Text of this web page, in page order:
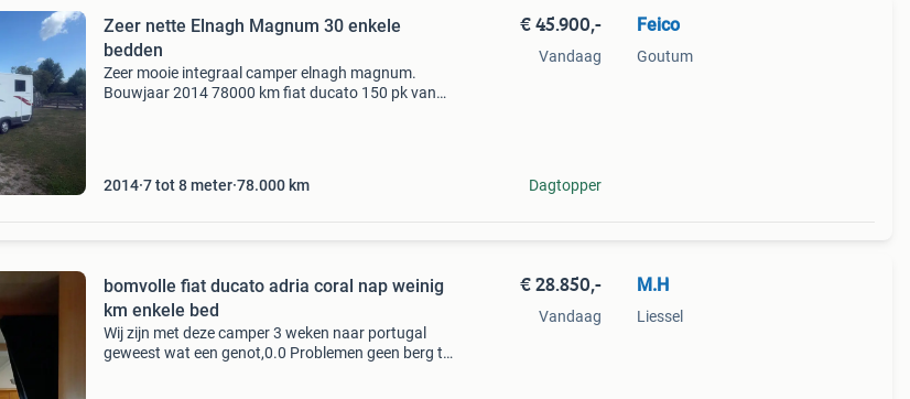
Zeer nette Elnagh Magnum 30 enkele
bedden
Zeer mooie integraal camper elnagh magnum.
Bouwjaar 2014 78000 km fiat ducato 150 pk van
2014 7 tot 8 meter 78.000 km
€ 45.900,-
Vandaag
Dagtopper
Feico
Goutum
bomvolle fiat ducato adria coral nap weinig
km enkele bed
Wij zijn met deze camper 3 weken naar portugal
geweest wat een genot,0.0 Problemen geen berg te
€ 28.850,-
Vandaag
M.H
Liessel